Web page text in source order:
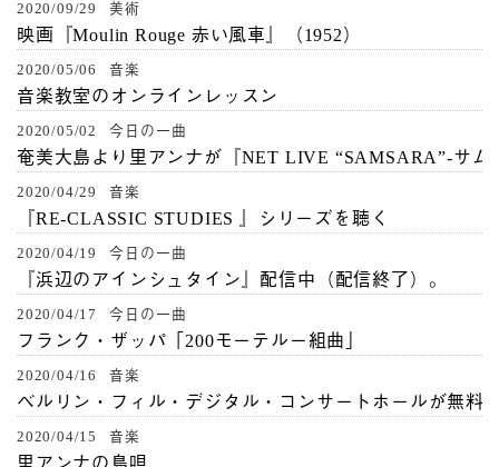
2020/09/29 美術
映画『Moulin Rouge 赤い風車』（1952）
2020/05/06 音楽
音楽教室のオンラインレッスン
2020/05/02 今日の一曲
奄美大島より里アンナが『NET LIVE “SAMSARA”-サ
2020/04/29 音楽
『RE-CLASSIC STUDIES 』シリーズを聴く
2020/04/19 今日の一曲
『浜辺のアインシュタイン』配信中（配信終了）。
2020/04/17 今日の一曲
フランク・ザッパ「200モーテルー組曲」
2020/04/16 音楽
ベルリン・フィル・デジタル・コンサートホールが無料
2020/04/15 音楽